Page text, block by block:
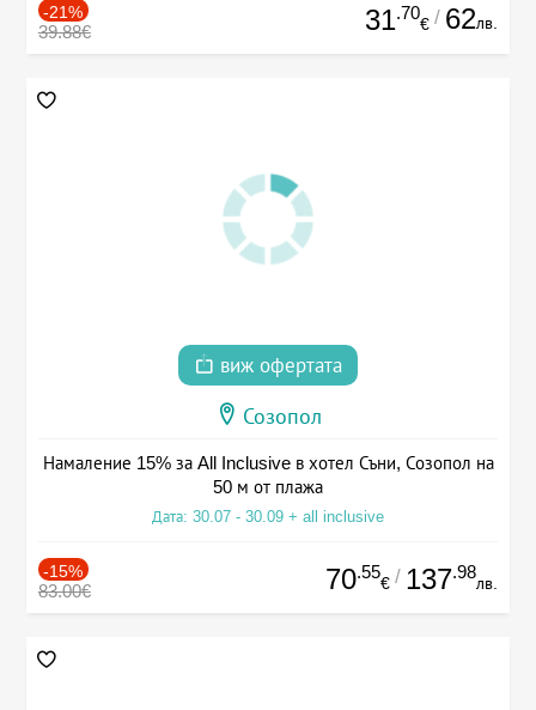
-21%
39.88€ 31.70
€ / 62лв.
виж офертата
Созопол
Намаление 15% за All Inclusive в хотел Съни, Созопол на
50 м от плажа
Дата: 30.07 - 30.09 + all inclusive
-15%
83.00€ 70.55
€ / 137.98
лв.